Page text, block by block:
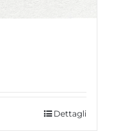
Dettagli